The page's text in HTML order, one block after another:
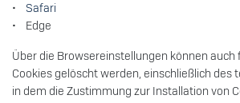
• Safari
• Edge
Über die Browsereinstellungen können auch
Cookies gelöscht werden, einschließlich des
in dem die Zustimmung zur Installation von